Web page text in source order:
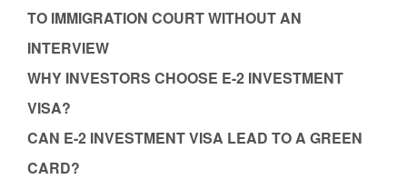
TO IMMIGRATION COURT WITHOUT AN
INTERVIEW
WHY INVESTORS CHOOSE E-2 INVESTMENT
VISA?
CAN E-2 INVESTMENT VISA LEAD TO A GREEN
CARD?